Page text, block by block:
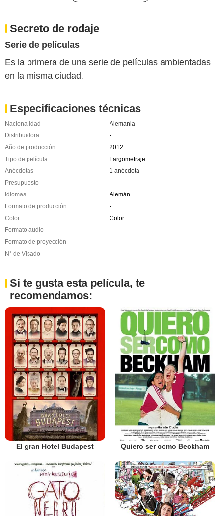
Secreto de rodaje
Serie de películas
Es la primera de una serie de películas ambientadas
en la misma ciudad.
Especificaciones técnicas
Nacionalidad
Alemania
Distribuidora
-
Año de producción
2012
Tipo de película
Largometraje
Anécdotas
1 anécdota
Presupuesto
-
Idiomas
Alemán
Formato de producción
-
Color
Color
Formato audio
-
Formato de proyección
-
N° de Visado
-
Si te gusta esta película, te
recomendamos:
El gran Hotel Budapest Quiero ser como Beckham